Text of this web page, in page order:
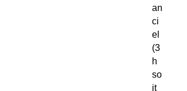
an
ci
el
(3
h
so
it